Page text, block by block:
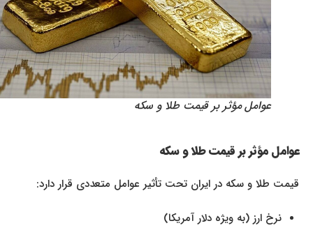
عوامل مؤثر بر قیمت طلا و سکه
عوامل مؤثر بر قیمت طلا و سکه
قیمت طلا و سکه در ایران تحت تأثیر عوامل متعددی قرار دارد:
نرخ ارز (به ویژه دلار آمریکا)